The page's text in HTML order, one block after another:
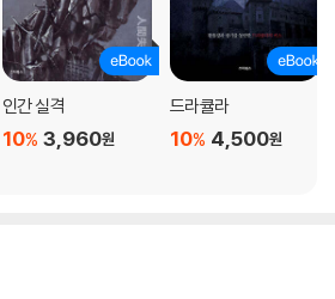
인간 실격
3,960원
10%
드라큘라
4,500원
10%